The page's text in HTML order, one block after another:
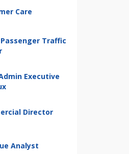
Care
Passenger Traffic
Executive
Director
Analyst